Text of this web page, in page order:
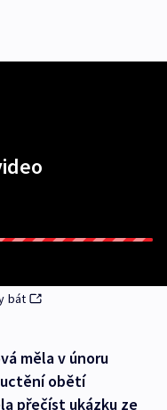
bát
měla v únoru
obětí
přečíst ukázku ze